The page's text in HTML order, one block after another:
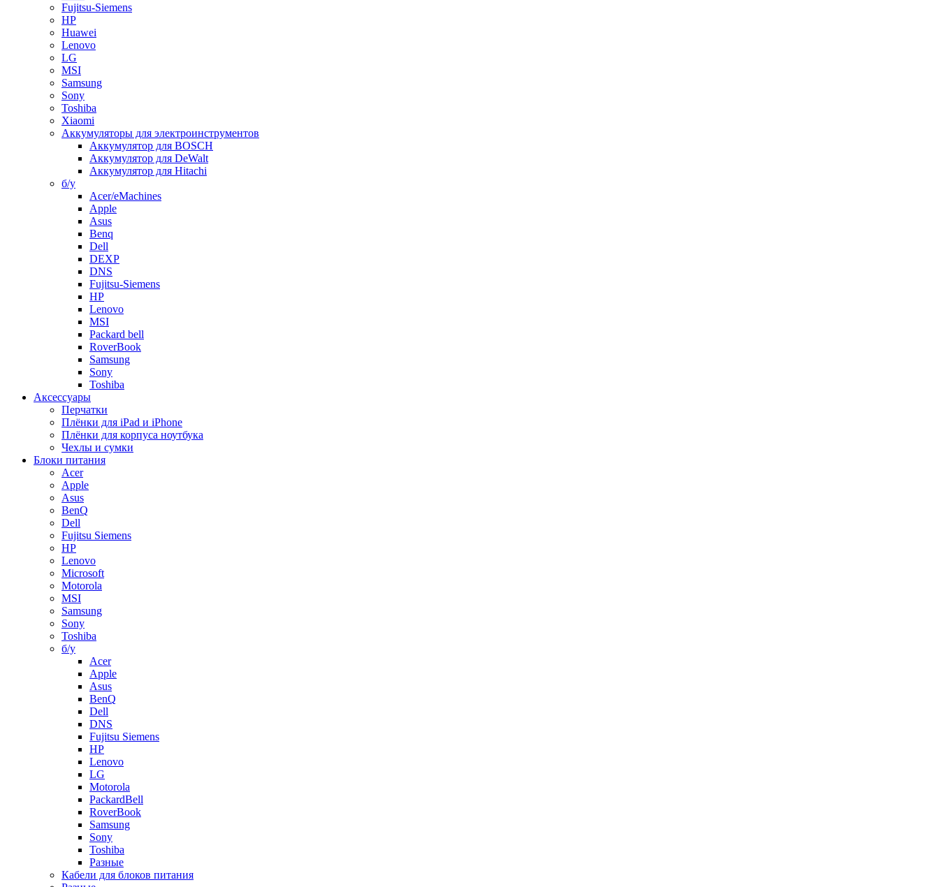
Fujitsu-Siemens
HP
Huawei
Lenovo
LG
MSI
Samsung
Sony
Toshiba
Xiaomi
Аккумуляторы для электроинструментов
Аккумулятор для BOSCH
Аккумулятор для DeWalt
Аккумулятор для Hitachi
б/у
Acer/eMachines
Apple
Asus
Benq
Dell
DEXP
DNS
Fujitsu-Siemens
HP
Lenovo
MSI
Packard bell
RoverBook
Samsung
Sony
Toshiba
Аксессуары
Перчатки
Плёнки для iPad и iPhone
Плёнки для корпуса ноутбука
Чехлы и сумки
Блоки питания
Acer
Apple
Asus
BenQ
Dell
Fujitsu Siemens
HP
Lenovo
Microsoft
Motorola
MSI
Samsung
Sony
Toshiba
б/у
Acer
Apple
Asus
BenQ
Dell
DNS
Fujitsu Siemens
HP
Lenovo
LG
Motorola
PackardBell
RoverBook
Samsung
Sony
Toshiba
Разные
Кабели для блоков питания